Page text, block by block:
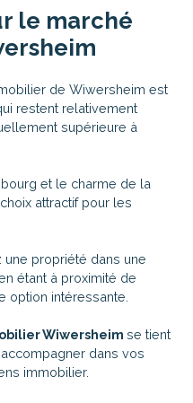
le marché
de Wiwersheim est
restent relativement
supérieure à
et le charme de la
attractif pour les
une propriété dans une
étant à proximité de
option intéressante.
Wiwersheim se tient
dans vos
immobilier.